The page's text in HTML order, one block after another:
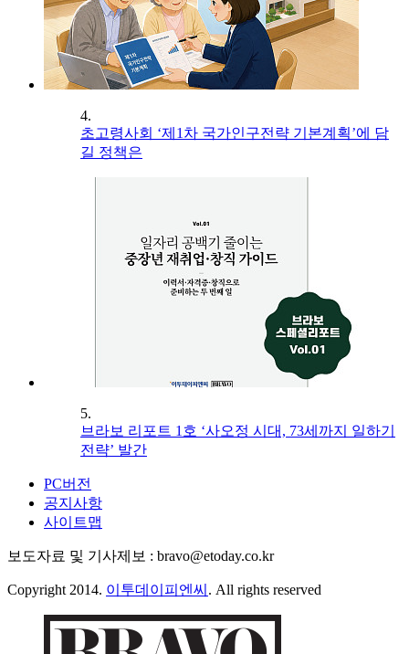
4.
초고령사회 ‘제1차 국가인구전략 기본계획’에 담
길 정책은
5.
브라보 리포트 1호 ‘사오정 시대, 73세까지 일하기
전략’ 발간
PC버전
공지사항
사이트맵
보도자료 및 기사제보 : bravo@etoday.co.kr
Copyright 2014. 이투데이피엔씨 . All rights reserved